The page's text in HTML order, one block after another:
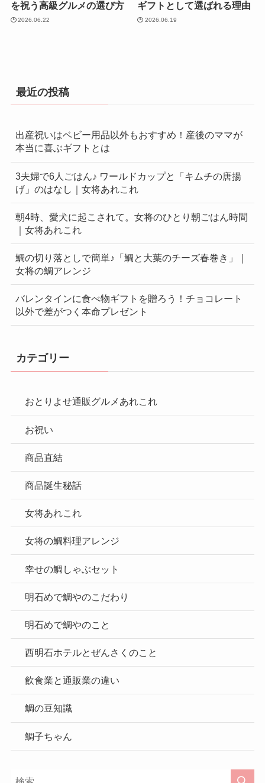
を祝う高級グルメの選び方
2026.06.22
ギフトとして選ばれる理由
2026.06.19
最近の投稿
出産祝いはベビー用品以外もおすすめ！産後のママが
本当に喜ぶギフトとは
3夫婦で6人ごはん♪ ワールドカップと「キムチの唐揚
げ」のはなし｜女将あれこれ
朝4時、愛犬に起こされて。女将のひとり朝ごはん時間
｜女将あれこれ
鯛の切り落としで簡単♪「鯛と大葉のチーズ春巻き」｜
女将の鯛アレンジ
バレンタインに食べ物ギフトを贈ろう！チョコレート
以外で差がつく本命プレゼント
カテゴリー
おとりよせ通販グルメあれこれ
お祝い
商品直結
商品誕生秘話
女将あれこれ
女将の鯛料理アレンジ
幸せの鯛しゃぶセット
明石めで鯛やのこだわり
明石めで鯛やのこと
西明石ホテルとぜんさくのこと
飲食業と通販業の違い
鯛の豆知識
鯛子ちゃん